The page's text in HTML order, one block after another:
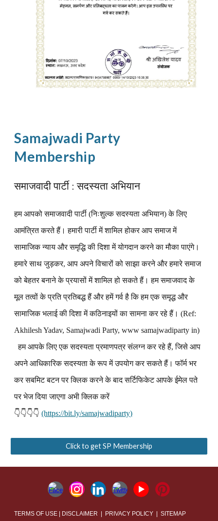
Samajwadi Party
Membership
समाजवादी पार्टी : सदस्यता अभियान
हम आपको समाजवादी पार्टी (निःशुल्क सदस्यता अभियान) के लिए
आमंत्रित करते हैं। हमारी पार्टी में शामिल होकर आप समाज में
सामाजिक न्याय और समृद्धि की दिशा में योगदान करने का मौका पाएंगे।
हमारे साथ जुड़कर, आप अपने विचारों को साझा करने और हमारे समाज
को बेहतर बनाने के प्रयासों में शामिल हो सकते हैं। हम समाजवाद के
मूल तत्वों के प्रति प्रतिबद्ध हैं और हमें गर्व है कि हम एक समृद्ध और
सामाजिक भलाई की दिशा में कठिनाइयों का सामना कर रहे हैं। (Ref:
Akhilesh Yadav, Samajwadi Party, www samajwadiparty in)
हम आपके लिए एक सदस्यता प्रमाणपत्र संलग्न कर रहे हैं, जिसे आप
अपने आधिकारिक सदस्यता के रूप में उपयोग कर सकते हैं। फॉर्म भर
कर सबमिट बटन पर क्लिक करने के बाद सर्टिफिकेट आपके ईमेल पते
पर भेज दिया जाएगा अभी क्लिक करें
👇👇👇👇(https://bit.ly/samajwadiparty)
Click to get SP Membership
TERMS OF USE | DISCLAIMER | PRIVACY POLICY | SITEMAP